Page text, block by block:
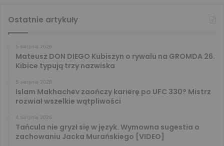
Ostatnie artykuły
5 sierpnia 2026
Mateusz DON DIEGO Kubiszyn o rywalu na GROMDA 26.
Kibice typują trzy nazwiska
5 sierpnia 2026
Islam Makhachev zaończy karierę po UFC 330? Mistrz
rozwiał wszelkie wątpliwości
4 sierpnia 2026
Tańcula nie gryzł się w język. Wymowna sugestia o
zachowaniu Jacka Murańskiego [VIDEO]